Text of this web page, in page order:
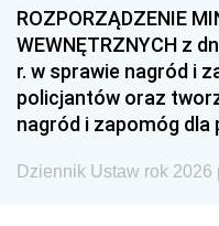
ROZPORZĄDZENIE
WEWNĘTRZNYCH z
r. w sprawie nagród i
policjantów oraz
nagród i zapomóg dla
Dziennik Ustaw rok 2026